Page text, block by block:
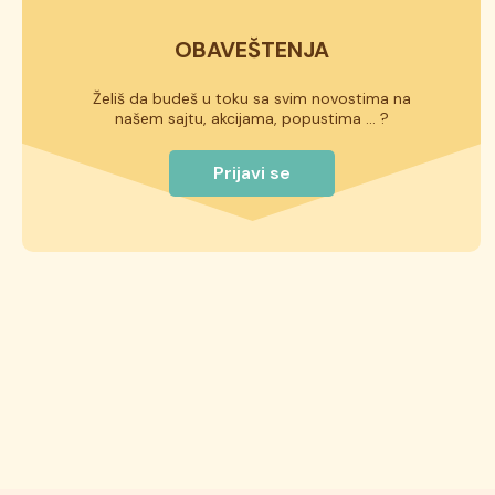
OBAVEŠTENJA
Želiš da budeš u toku sa svim novostima na
našem sajtu, akcijama, popustima ... ?
Prijavi se